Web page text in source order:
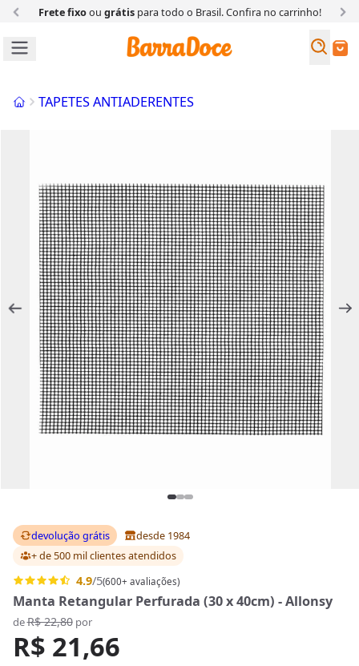
Frete fixoou grátispara todo o Brasil. Confira no carrinho!
Buscar
InícioTAPETES ANTIADERENTES
devolução grátis
desde 1984
+ de 500 mil clientesatendidos
4.9/5(600+ avaliações)
Manta Retangular Perfurada (30 x 40cm) - Allonsy
deR$ 22,80por
R$ 21,66